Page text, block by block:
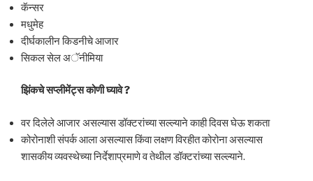
कॅन्सर
मधुमेह
दीर्घकालीन किडनीचे आजार
सिकल सेल अॅनीमिया
झिंकचे सप्लीमेंट्स कोणी घ्यावे ?
वर दिलेले आजार असल्यास डॉक्टरांच्या सल्ल्याने काही दिवस घेऊ शकता
कोरोनाशी संपर्क आला असल्यास किंवा लक्षण विरहीत कोरोना असल्यास
शासकीय व्यवस्थेच्या निर्देशाप्रमाणे व तेथील डॉक्टरांच्या सल्ल्याने.